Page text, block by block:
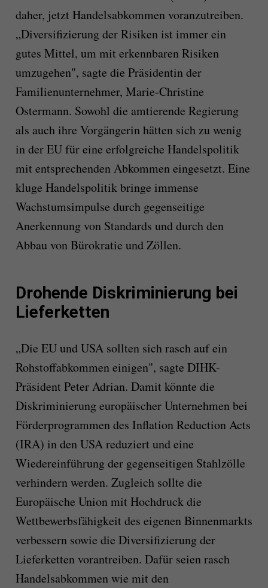
daher, jetzt Handelsabkommen voranzutreiben.
„Diversifizierung der Risiken ist immer ein
gutes Mittel, um mit erkennbaren Risiken
umzugehen", sagte die Präsidentin der
Familienunternehmer, Marie-Christine
Ostermann. Sowohl die amtierende Regierung
als auch ihre Vorgängerin hätten sich zu wenig
in der EU für eine erfolgreiche Handelspolitik
mit entsprechenden Abkommen eingesetzt. Eine
kluge Handelspolitik bringe immense
Wachstumsimpulse durch gegenseitige
Anerkennung von Standards und durch den
Abbau von Bürokratie und Zöllen.
Drohende Diskriminierung bei
Lieferketten
„Die EU und USA sollten sich rasch auf ein
Rohstoffabkommen einigen", sagte DIHK-
Präsident Peter Adrian. Damit könnte die
Diskriminierung europäischer Unternehmen bei
Förderprogrammen des Inflation Reduction Acts
(IRA) in den USA reduziert und eine
Wiedereinführung der gegenseitigen Stahlzölle
verhindern werden. Zugleich sollte die
Europäische Union mit Hochdruck die
Wettbewerbsfähigkeit des eigenen Binnenmarkts
verbessern sowie die Diversifizierung der
Lieferketten vorantreiben. Dafür seien rasch
Handelsabkommen wie mit den